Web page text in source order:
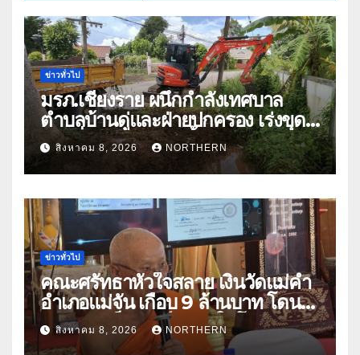
ข่าวทั่วไป
มรภ.เชียงราย ผนึกกำลังเทศบาล
ตำบลบ้านดู่และฝ่ายปกครอง เร่งขุด
ลอกสิ่งกีดขวางทางน้ำ ป้องกันและลด
ปัญหาน้ำท่วม
สิงหาคม 8, 2026 NORTHERN
ข่าวทั่วไป
คณะศรัทธาหัวใจสลาย เงินวัดแม่คำ
อำเภอแม่จัน เกือบ 9 ล้านบาท โดน
แก๊งคอลเซ็นเตอร์หลอกให้โอนข้าม
ปีกว่า 66 บัญชี
สิงหาคม 8, 2026 NORTHERN